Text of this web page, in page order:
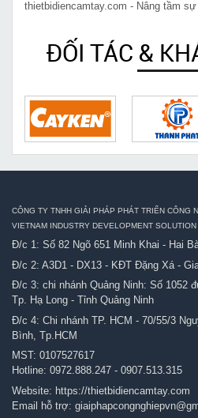
thietbidiencamtay.com - Nâng tầm
ĐỐI TÁC &
CÔNG TY TNHH GIẢI PHÁP PHÁT TRIỂN CÔNG
VIETNAM INDUSTRY DEVELOPMENT SOLUTION
Đ/c 1: Số 82 Ngõ 651 Minh Khai - Hai
Đ/c 2: A3D1 - DX13 - KĐT Đặng Xá -
Đ/c 3: chi nhánh Quảng Ninh: Số 1052
Tp. Hạ Long - Tỉnh Quảng Ninh
Đ/c 4: Chi nhánh TP. HCM - 70/55/3
Bình, Tp.HCM
MST: 0107527617
Hotline: 0972.888.247 - 0907.513.315
Website: https://thietbidiencamtay.com
Email hỗ trợ: